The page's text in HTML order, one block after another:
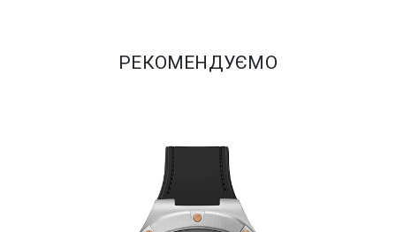
РЕКОМЕНДУЄМО